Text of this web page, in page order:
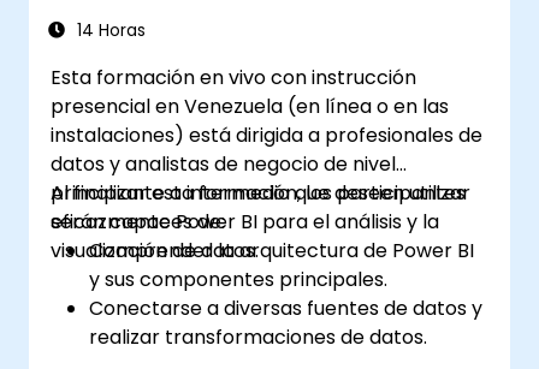
14 Horas
Esta formación en vivo con instrucción
presencial en Venezuela (en línea o en las
instalaciones) está dirigida a profesionales de
datos y analistas de negocio de nivel
principiante a intermedio que deseen utilizar
eficazmente Power BI para el análisis y la
visualización de datos.
Al finalizar esta formación, los participantes
serán capaces de:
Comprender la arquitectura de Power BI
y sus componentes principales.
Conectarse a diversas fuentes de datos y
realizar transformaciones de datos.